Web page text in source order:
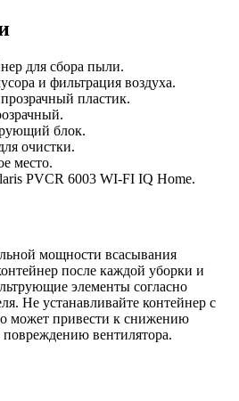
для сбора пыли.
и фильтрация воздуха.
пластик.
блок.
очистки.
место.
PVCR 6003 WI-FI IQ Home.
мощности всасывания
после каждой уборки и
элементы согласно
Не устанавливайте контейнер с
может привести к снижению
вентилятора.